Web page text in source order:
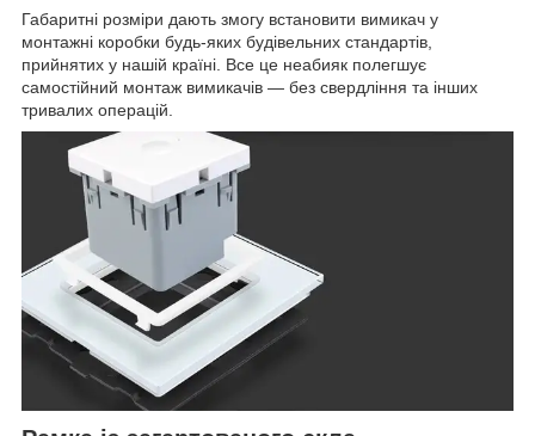
Габаритні розміри дають змогу встановити вимикач у
монтажні коробки будь-яких будівельних стандартів,
прийнятих у нашій країні. Все це неабияк полегшує
самостійний монтаж вимикачів — без свердління та інших
тривалих операцій.